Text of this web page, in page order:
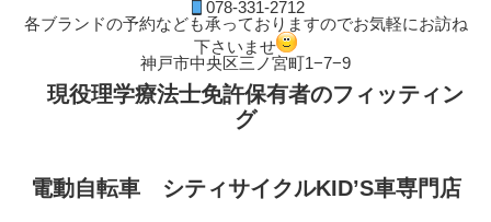
078-331-2712
各ブランドの予約なども承っておりますのでお気軽にお訪ね
下さいませ
神戸市中央区三ノ宮町1−7−9
現役理学療法士免許保有者のフィッティン
グ
電動自転車 シティサイクルKID’S車専門店